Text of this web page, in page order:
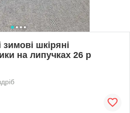
зимові шкіряні
на липучках 26 р